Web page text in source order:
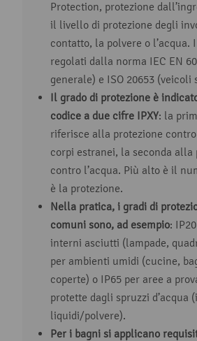
Protection, protezione
il livello di protezione degli
contatto, la polvere o l’acqua.
regolati dalla norma IEC EN
generale) e ISO 20653 (veicoli
Il grado di protezione è
codice a due cifre IPXY: la
riferisce alla protezione
corpi estranei, la seconda alla
contro l’acqua. Più alto è il
è la protezione.
Nella pratica, i gradi di
comuni sono, ad esempio:
interni asciutti (lampade,
per ambienti umidi (cucine,
coperte) o IP65 per aree a
protette dagli spruzzi d’acqua
liquidi/polvere).
Per i bagni si applicano